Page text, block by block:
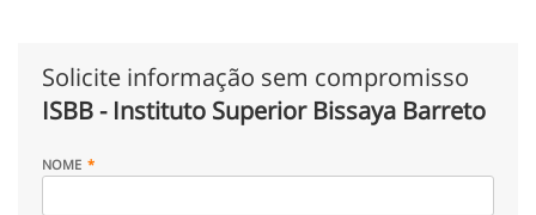
Solicite informação sem compromisso
ISBB - Instituto Superior Bissaya Barreto
NOME